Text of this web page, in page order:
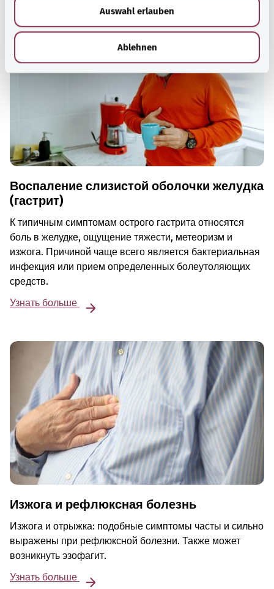
Auswahl erlauben
Ablehnen
Воспаление слизистой оболочки желудка
(гастрит)
К типичным симптомам острого гастрита относятся
боль в желудке, ощущение тяжести, метеоризм и
изжога. Причиной чаще всего является бактериальная
инфекция или прием определенных болеутоляющих
средств.
Узнать больше
Изжога и рефлюксная болезнь
Изжога и отрыжка: подобные симптомы часты и сильно
выражены при рефлюксной болезни. Также может
возникнуть эзофагит.
Узнать больше